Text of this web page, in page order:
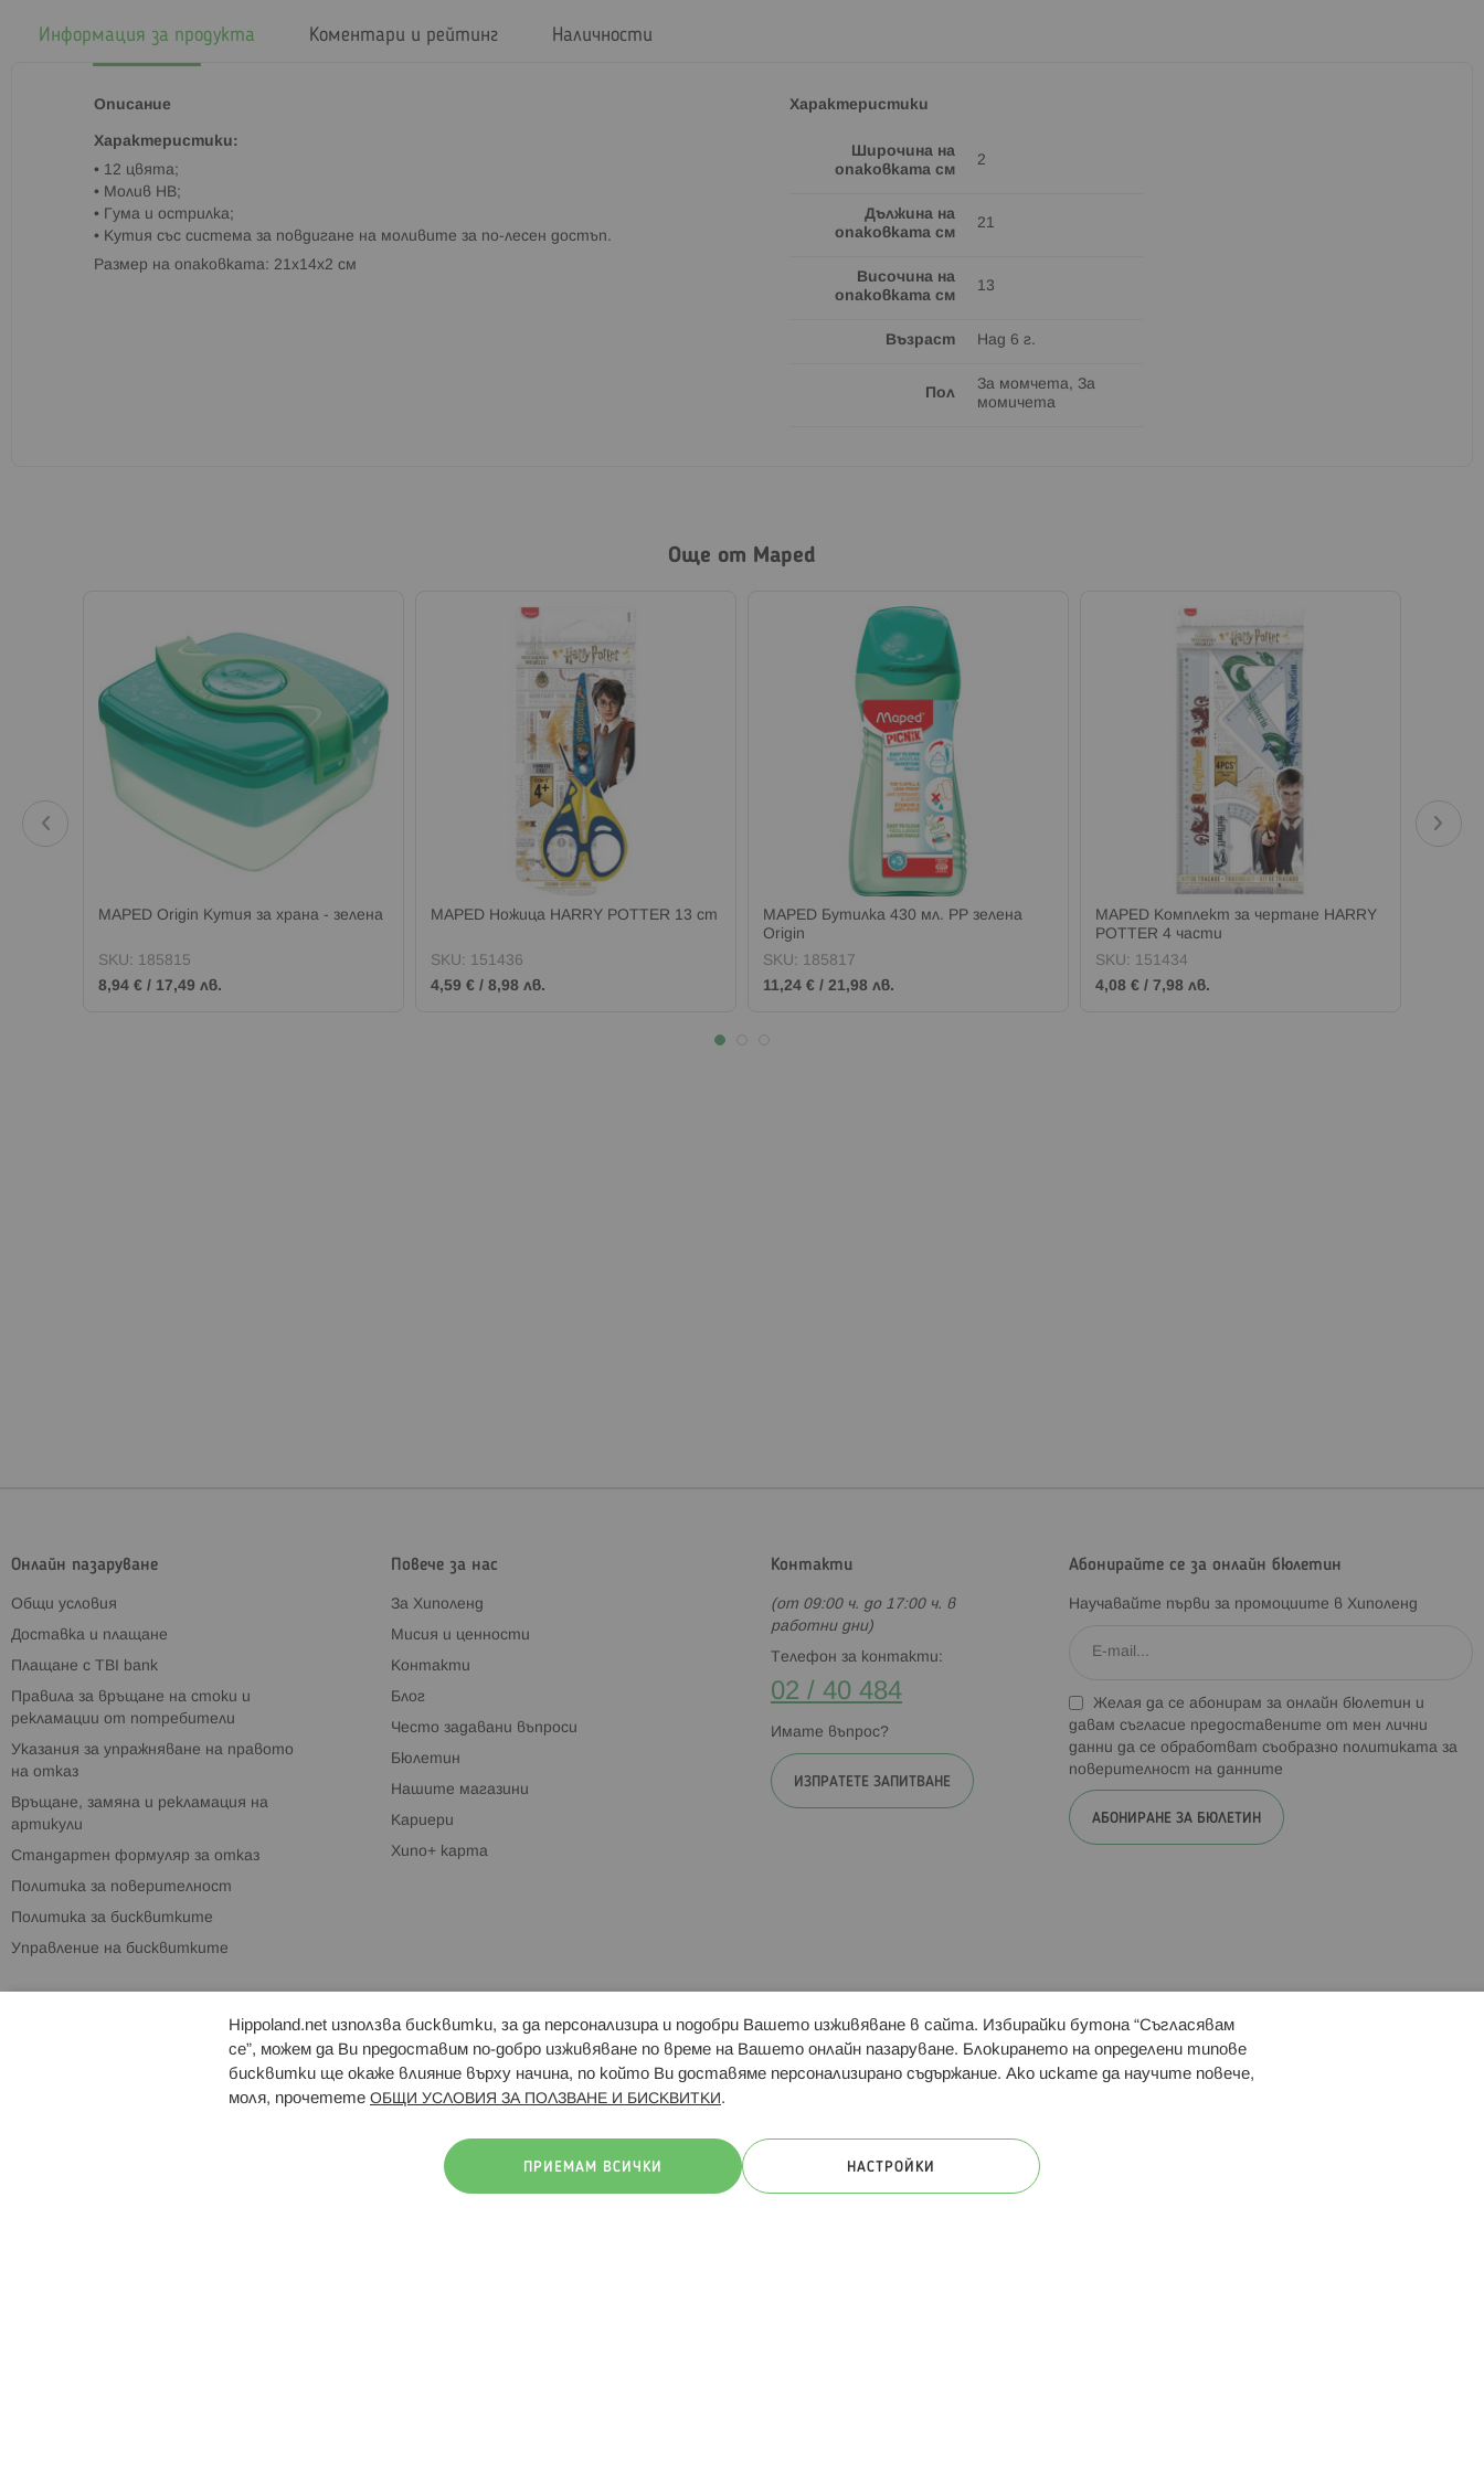
Информация за продукта
Описание
Характеристики:
• 12 цвята;
• Молив HB;
• Гума и острилка;
• Кутия със система за повдигане на моливите за по-лесен достъп.
Размер на опаковката: 21x14х2 см
Характеристики
Широчина на
опаковката см
2
Дължина на
опаковката см
21
Височина на
опаковката см
13
Възраст Над 6 г.
Пол
За момчета, За
момичета
Коментари и рейтинг Наличности
Още от Maped
MAPED Origin Кутия за храна - зеленa
SKU: 185815
8,94 € / 17,49 лв.
MAPED Ножица HARRY POTTER 13 cm
SKU: 151436
4,59 € / 8,98 лв.
MAPED Бутилка 430 мл. РР зелена
Origin
SKU: 185817
11,24 € / 21,98 лв.
MAPED Комплект за чертане HARRY
POTTER 4 части
SKU: 151434
4,08 € / 7,98 лв.
Онлайн пазаруване
Общи условия
Доставка и плащане
Плащане с TBI bank
Правила за връщане на стоки и
рекламации от потребители
Указания за упражняване на правото
на отказ
Връщане, замяна и рекламация на
артикули
Стандартен формуляр за отказ
Политика за поверителност
Политика за бисквитките
Управление на бисквитките
Повече за нас
За Хиполенд
Мисия и ценности
Контакти
Блог
Често задавани въпроси
Бюлетин
Нашите магазини
Кариери
Хипо+ карта
Контакти
(от 09:00 ч. до 17:00 ч. в
работни дни)
Телефон за контакти:
02 / 40 484
Имате въпрос?
ИЗПРАТЕТЕ ЗАПИТВАНЕ
Абонирайте се за онлайн бюлетин
Научавайте първи за промоциите в Хиполенд
Желая да се абонирам за онлайн бюлетин и
давам съгласие предоставените от мен лични
данни да се обработват съобразно политиката за
поверителност на данните
АБОНИРАНЕ ЗА БЮЛЕТИН
Брошури Магазини Свързани сайтове: Hippoland.ro Последвайте ни:
Hippoland.net използва бисквитки, за да персонализира и подобри Вашето изживяване в сайта. Избирайки бутона “Съгласявам
се”, можем да Ви предоставим по-добро изживяване по време на Вашето онлайн пазаруване. Блокирането на определени типове
бисквитки ще окаже влияние върху начина, по който Ви доставяме персонализирано съдържание. Ако искате да научите повече,
моля, прочетете ОБЩИ УСЛОВИЯ ЗА ПОЛЗВАНЕ И БИСКВИТКИ .
ПРИЕМАМ ВСИЧКИ НАСТРОЙКИ